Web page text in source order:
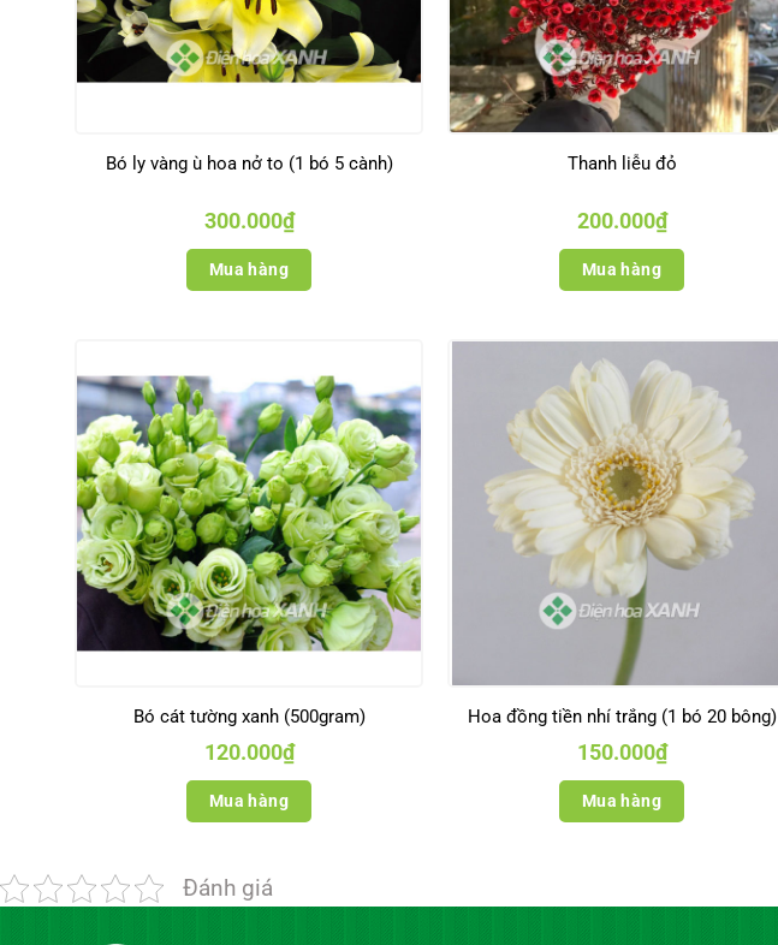
Bó ly vàng ù hoa nở to (1 bó 5 cành)
300.000₫
Mua hàng
Thanh liễu đỏ
200.000₫
Mua hàng
Bó cát tường xanh (500gram)
120.000₫
Mua hàng
Hoa đồng tiền nhí trắng (1 bó 20 bông)
150.000₫
Mua hàng
Đánh giá